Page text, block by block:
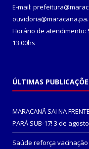
E-mail:
Horário de atendimento:
13:00hs
ÚLTIMAS
MARACANÃ SAI NA
PARÁ SUB-17! 3 de
Saúde reforça